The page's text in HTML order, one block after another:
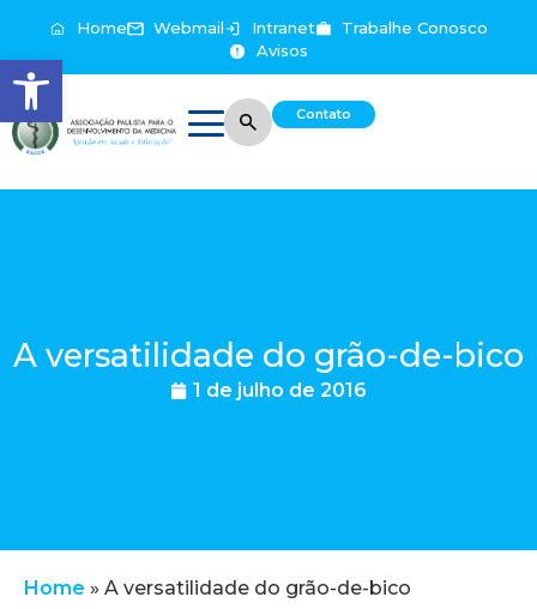
Abrir a barra de ferramentas
Home Webmail Intranet
Trabalhe Conosco
Avisos
Contato
A versatilidade do grão-de-bico
1 de julho de 2016
Home » A versatilidade do grão-de-bico